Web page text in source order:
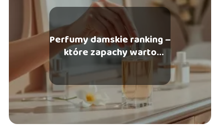
Perfumy damskie ranking –
które zapachy warto
kupić?